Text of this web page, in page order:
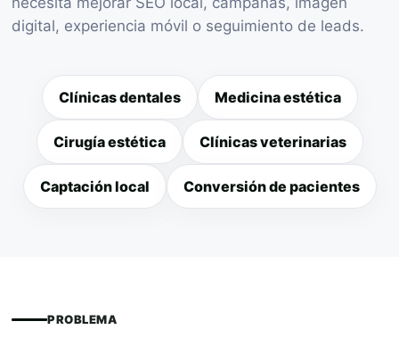
digital, experiencia móvil o seguimiento de leads.
Clínicas dentales Medicina estética
Cirugía estética Clínicas veterinarias
Captación local Conversión de pacientes
PROBLEMA